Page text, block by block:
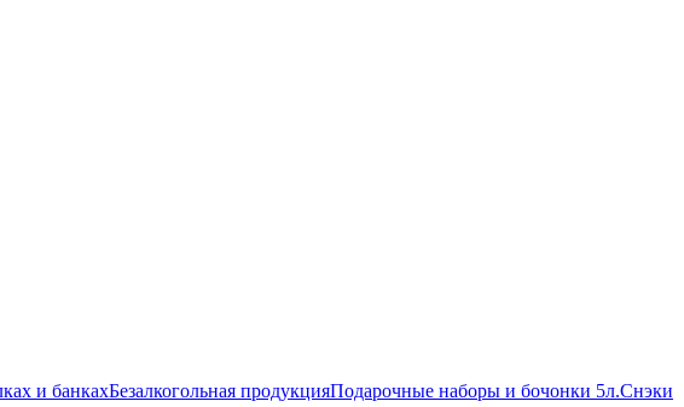
и банкахБезалкогольная продукцияПодарочные наборы и бочонки 5л.Снэки